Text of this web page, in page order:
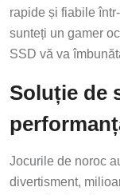
rapide și fiabile
sunteți un gamer
SSD vă va
Soluție de
Jocurile de noroc
divertisment,